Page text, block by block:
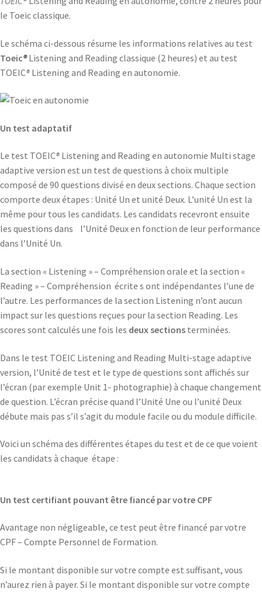
le Toeic classique.
Le schéma ci-dessous résume les informations relatives au test
Toeic®Listening and Reading classique (2 heures) et au test
TOEIC® Listening and Reading en autonomie.
Un test adaptatif
Le test TOEIC® Listening and Reading en autonomie Multi stage
adaptive version est un test de questions à choix multiple
composé de 90 questions divisé en deux sections. Chaque section
comporte deux étapes : Unité Un et unité Deux. L’unité Un est la
même pour tous les candidats. Les candidats recevront ensuite
les questions dans l’Unité Deux en fonction de leur performance
dans l’Unité Un.
La section « Listening » – Compréhension orale et la section «
Reading » – Compréhension écrite s ont indépendantes l’une de
l’autre. Les performances de la section Listening n’ont aucun
impact sur les questions reçues pour la section Reading. Les
scores sont calculés une fois les deux sections terminées.
Dans le test TOEIC Listening and Reading Multi-stage adaptive
version, l’Unité de test et le type de questions sont affichés sur
l’écran (par exemple Unit 1- photographie) à chaque changement
de question. L’écran précise quand l’Unité Une ou l’unité Deux
débute mais pas s’il s’agit du module facile ou du module difficile.
Voici un schéma des différentes étapes du test et de ce que voient
les candidats à chaque étape :
Un test certifiant pouvant être fiancé par votre CPF
Avantage non négligeable, ce test peut être financé par votre
CPF – Compte Personnel de Formation.
Si le montant disponible sur votre compte est suffisant, vous
n’aurez rien à payer. Si le montant disponible sur votre compte